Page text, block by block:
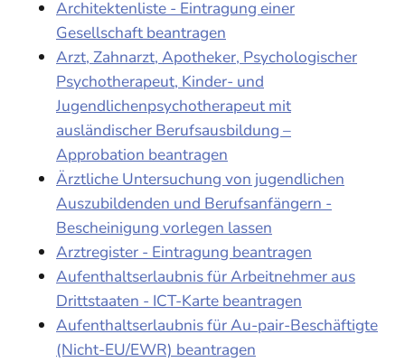
Architektenliste - Eintragung einer
Gesellschaft beantragen
Arzt, Zahnarzt, Apotheker, Psychologischer
Psychotherapeut, Kinder- und
Jugendlichenpsychotherapeut mit
ausländischer Berufsausbildung –
Approbation beantragen
Ärztliche Untersuchung von jugendlichen
Auszubildenden und Berufsanfängern -
Bescheinigung vorlegen lassen
Arztregister - Eintragung beantragen
Aufenthaltserlaubnis für Arbeitnehmer aus
Drittstaaten - ICT-Karte beantragen
Aufenthaltserlaubnis für Au-pair-Beschäftigte
(Nicht-EU/EWR) beantragen